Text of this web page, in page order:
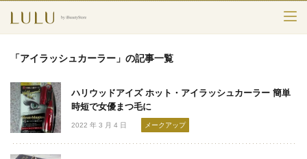
スキンケア
メークアップ
「アイラッシュカーラー」の記事一覧
ハリウッドアイズ ホット・アイラッシュカーラー 簡単
時短で女優まつ毛に
2022 年 3 月 4 日 メークアップ